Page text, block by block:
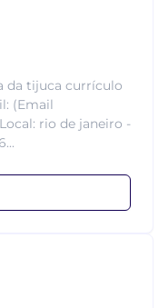
da tijuca currículo
(Email
rio de janeiro -